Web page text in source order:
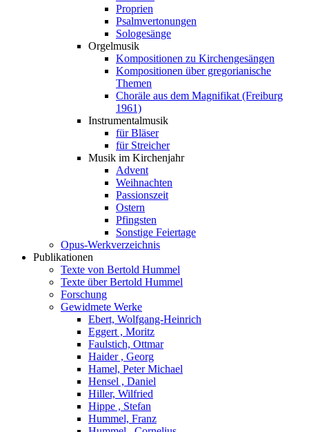
Proprien
Psalmvertonungen
Sologesänge
Orgelmusik
Kompositionen zu Kirchengesängen
Kompositionen über gregorianische
Themen
Choräle aus dem Magnifikat (Freiburg
1961)
Instrumentalmusik
für Bläser
für Streicher
Musik im Kirchenjahr
Advent
Weihnachten
Passionszeit
Ostern
Pfingsten
Sonstige Feiertage
Opus-Werkverzeichnis
Publikationen
Texte von Bertold Hummel
Texte über Bertold Hummel
Forschung
Gewidmete Werke
Ebert, Wolfgang-Heinrich
Eggert , Moritz
Faulstich, Ottmar
Haider , Georg
Hamel, Peter Michael
Hensel , Daniel
Hiller, Wilfried
Hippe , Stefan
Hummel, Franz